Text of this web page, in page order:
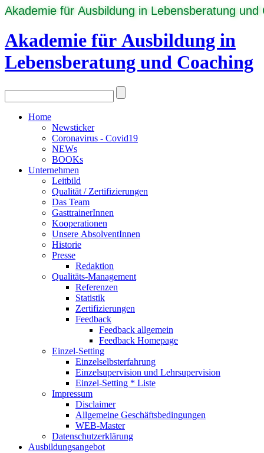
Akademie für Ausbildung in Lebensberatung und
Akademie für Ausbildung in
Lebensberatung und Coaching
Home
Newsticker
Coronavirus - Covid19
NEWs
BOOKs
Unternehmen
Leitbild
Qualität / Zertifizierungen
Das Team
GasttrainerInnen
Kooperationen
Unsere AbsolventInnen
Historie
Presse
Redaktion
Qualitäts-Management
Referenzen
Statistik
Zertifizierungen
Feedback
Feedback allgemein
Feedback Homepage
Einzel-Setting
Einzelselbsterfahrung
Einzelsupervision und Lehrsupervision
Einzel-Setting * Liste
Impressum
Disclaimer
Allgemeine Geschäftsbedingungen
WEB-Master
Datenschutzerklärung
Ausbildungsangebot